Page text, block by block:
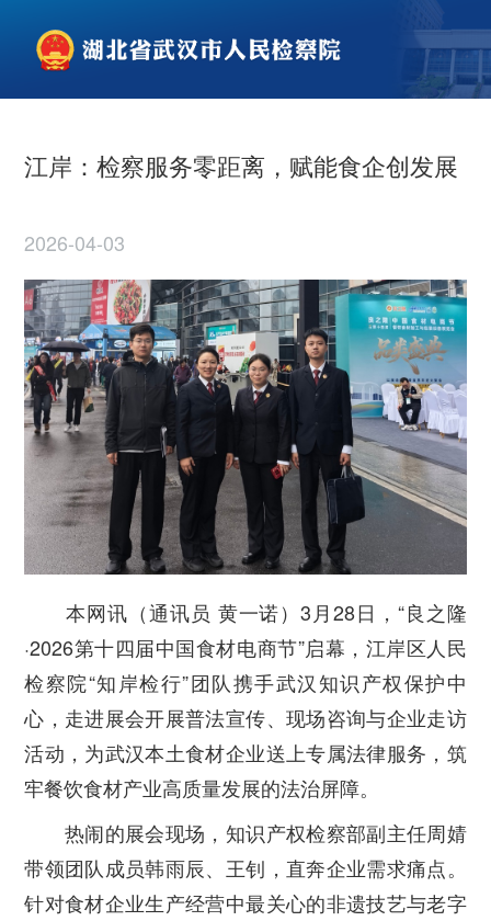
江岸：检察服务零距离，赋能食企创发展
2026-04-03
本网讯（通讯员 黄一诺）3月28日，“良之隆
·2026第十四届中国食材电商节”启幕，江岸区人民
检察院“知岸检行”团队携手武汉知识产权保护中
心，走进展会开展普法宣传、现场咨询与企业走访
活动，为武汉本土食材企业送上专属法律服务，筑
牢餐饮食材产业高质量发展的法治屏障。
热闹的展会现场，知识产权检察部副主任周婧
带领团队成员韩雨辰、王钊，直奔企业需求痛点。
针对食材企业生产经营中最关心的非遗技艺与老字